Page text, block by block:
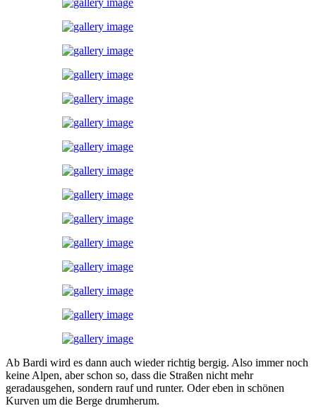
Ab Bardi wird es dann auch wieder richtig bergig. Also immer noch
keine Alpen, aber schon so, dass die Straßen nicht mehr
geradausgehen, sondern rauf und runter. Oder eben in schönen
Kurven um die Berge drumherum.